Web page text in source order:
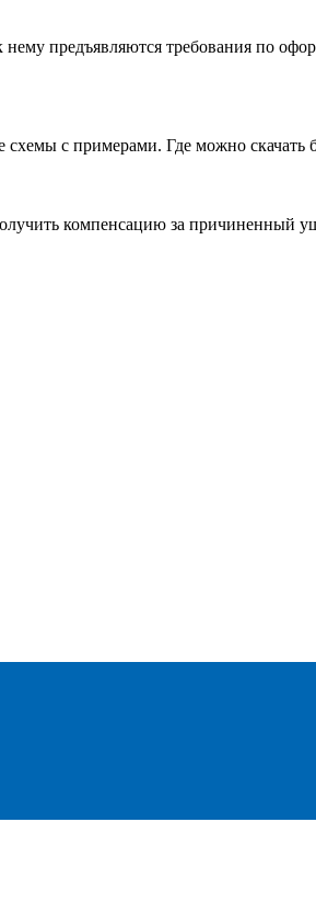
предъявляются требования по
с примерами. Где можно скачать
компенсацию за причиненный